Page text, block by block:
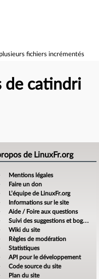
fichiers incrémentés
de catindri
de LinuxFr.org
Mentions légales
Faire un don
L’équipe de LinuxFr.org
Informations sur le site
Aide / Foire aux questions
Suivi des suggestions et bogues
Wiki du site
Règles de modération
Statistiques
API pour le développement
Code source du site
Plan du site